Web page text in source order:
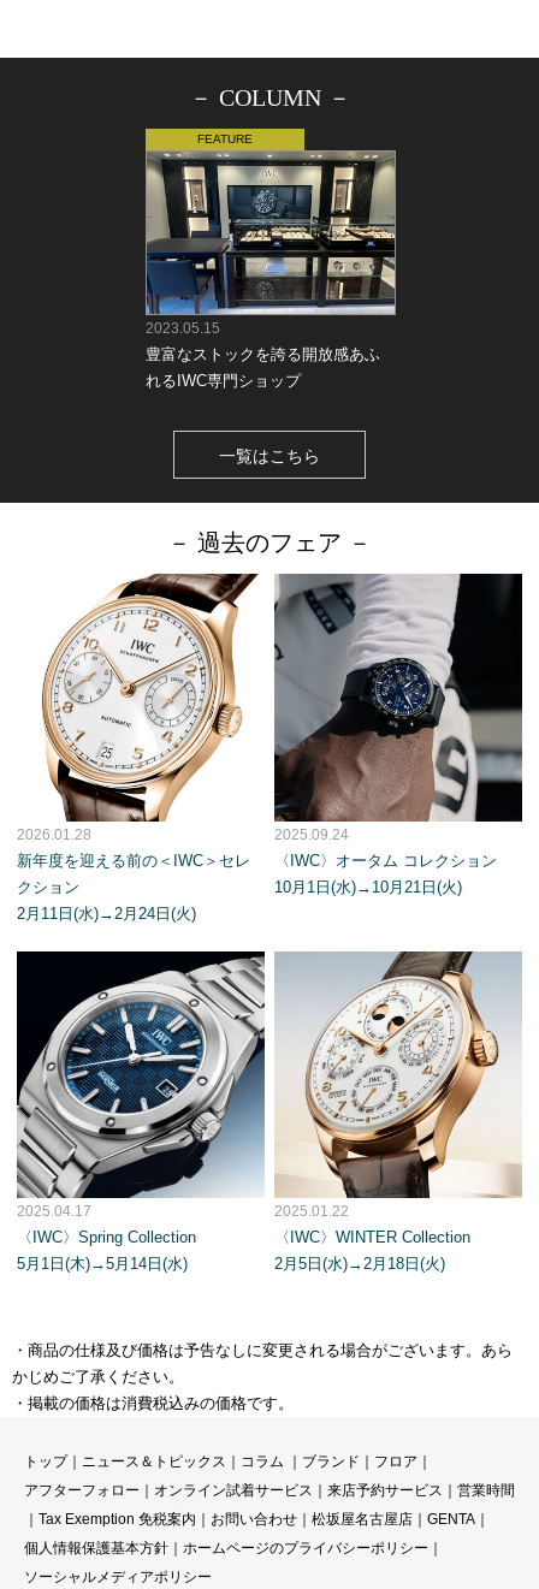
－ COLUMN －
2023.05.15
豊富なストックを誇る開放感あふ
れるIWC専門ショップ
一覧はこちら
－ 過去のフェア －
2026.01.28
新年度を迎える前の＜IWC＞セレ
クション
2月11日(水)→2月24日(火)
2025.09.24
〈IWC〉オータム コレクション
10月1日(水)→10月21日(火)
2025.04.17
〈IWC〉Spring Collection
5月1日(木)→5月14日(水)
2025.01.22
〈IWC〉WINTER Collection
2月5日(水)→2月18日(火)
・商品の仕様及び価格は予告なしに変更される場合がございます。あら
かじめご了承ください。
・掲載の価格は消費税込みの価格です。
トップ｜ ニュース＆トピックス コラム ｜ ブランド フロア
アフターフォロー
オンライン試着サービス 来店予約サービス
営業時間
Tax Exemption 免税案内 お問い合わせ 松坂屋名古屋店 GENTA
個人情報保護基本方針
ホームページのプライバシーポリシー
ソーシャルメディアポリシー